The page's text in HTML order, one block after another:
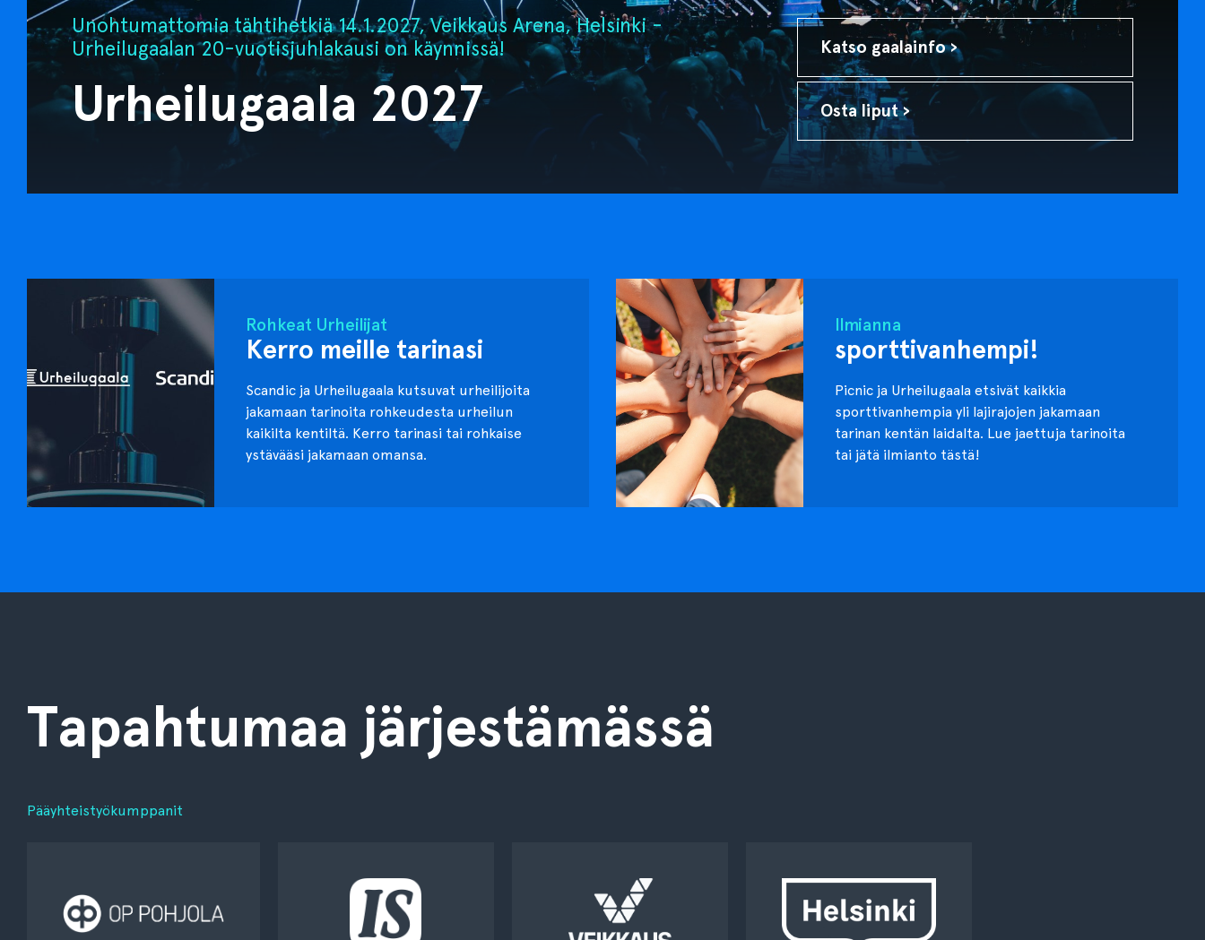
Unohtumattomia tähtihetkiä 14.1.2027, Veikkaus Arena, Helsinki -
Urheilugaalan 20-vuotisjuhlakausi on käynnissä!
Urheilugaala 2027
Katso gaalainfo ›
Osta liput ›
Rohkeat Urheilijat
Kerro meille tarinasi
Scandic ja Urheilugaala kutsuvat urheilijoita
jakamaan tarinoita rohkeudesta urheilun
kaikilta kentiltä. Kerro tarinasi tai rohkaise
ystävääsi jakamaan omansa.
Ilmianna
sporttivanhempi!
Picnic ja Urheilugaala etsivät kaikkia
sporttivanhempia yli lajirajojen jakamaan
tarinan kentän laidalta. Lue jaettuja tarinoita
tai jätä ilmianto tästä!
Tapahtumaa järjestämässä
Pääyhteistyökumppanit